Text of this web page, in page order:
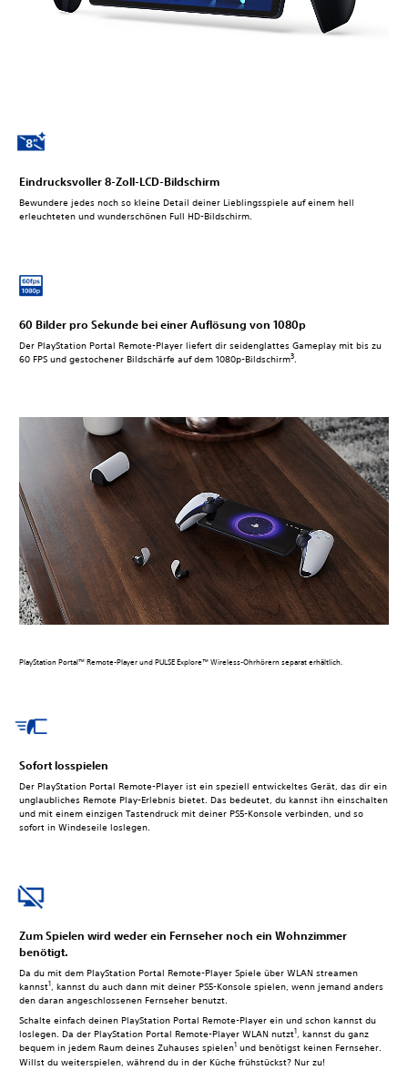
Eindrucksvoller 8-Zoll-LCD-Bildschirm
Bewundere jedes noch so kleine Detail deiner Lieblingsspiele auf einem hell
erleuchteten und wunderschönen Full HD-Bildschirm.
60 Bilder pro Sekunde bei einer Auflösung von 1080p
Der PlayStation Portal Remote-Player liefert dir seidenglattes Gameplay mit bis zu
60 FPS und gestochener Bildschärfe auf dem 1080p-Bildschirm3.
PlayStation Portal™ Remote-Player und PULSE Explore™ Wireless-Ohrhörern separat erhältlich.
Sofort losspielen
Der PlayStation Portal Remote-Player ist ein speziell entwickeltes Gerät, das dir ein
unglaubliches Remote Play-Erlebnis bietet. Das bedeutet, du kannst ihn einschalten
und mit einem einzigen Tastendruck mit deiner PS5-Konsole verbinden, und so
sofort in Windeseile loslegen.
Zum Spielen wird weder ein Fernseher noch ein Wohnzimmer
benötigt.
Da du mit dem PlayStation Portal Remote-Player Spiele über WLAN streamen
kannst1, kannst du auch dann mit deiner PS5-Konsole spielen, wenn jemand anders
den daran angeschlossenen Fernseher benutzt.
Schalte einfach deinen PlayStation Portal Remote-Player ein und schon kannst du
loslegen. Da der PlayStation Portal Remote-Player WLAN nutzt1, kannst du ganz
bequem in jedem Raum deines Zuhauses spielen1 und benötigst keinen Fernseher.
Willst du weiterspielen, während du in der Küche frühstückst? Nur zu!